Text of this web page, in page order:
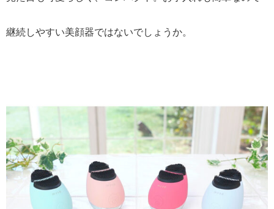
継続しやすい美顔器ではないでしょうか。